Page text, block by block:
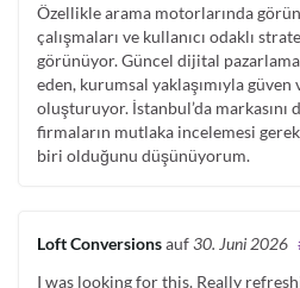
Özellikle arama motorlarında
çalışmaları ve kullanıcı odaklı
görünüyor. Güncel dijital
eden, kurumsal yaklaşımıyla
oluşturuyor. İstanbul’da
firmaların mutlaka incelemesi
biri olduğunu düşünüyorum.
Loft Conversionsauf30. Juni 2026
I was looking for this. Really